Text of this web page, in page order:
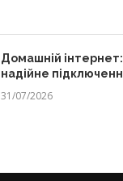
Домашній
надійне
31/07/2026